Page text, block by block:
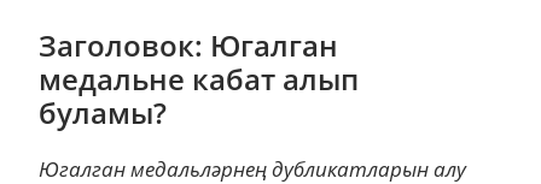
Заголовок: Югалган
медальне кабат алып
буламы?
Югалган медальләрнең дубликатларын алу